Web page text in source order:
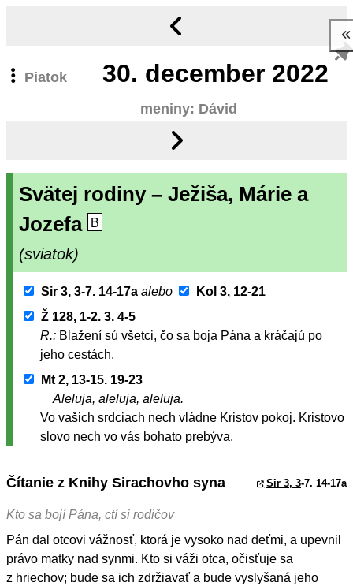
Piatok 30. december 2022
meniny: Dávid
Svätej rodiny – Ježiša, Márie a
Jozefa
B
(sviatok)
Sir 3, 3-7. 14-17a alebo
Kol 3, 12-21
Ž 128, 1-2. 3. 4-5
R.: Blažení sú všetci, čo sa boja Pána a kráčajú po
jeho cestách.
Mt 2, 13-15. 19-23
Aleluja, aleluja, aleluja.
Vo vašich srdciach nech vládne Kristov pokoj. Kristovo
slovo nech vo vás bohato prebýva.
Čítanie z Knihy Sirachovho syna Sir 3, 3-7. 14-17a
Kto sa bojí Pána, ctí si rodičov
Pán dal otcovi vážnosť, ktorá je vysoko nad deťmi, a upevnil
právo matky nad synmi. Kto si váži otca, očisťuje sa
z hriechov; bude sa ich zdržiavať a bude vyslyšaná jeho